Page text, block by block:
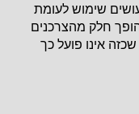
שימוש לעומת
חלק מהצרכנים
אינו פועל כך